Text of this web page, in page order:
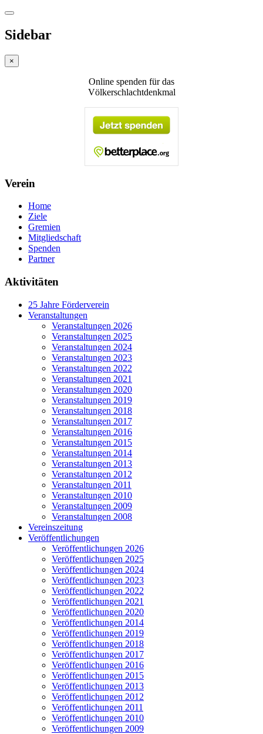
Sidebar
×
Online spenden für das
Völkerschlachtdenkmal
Verein
Home
Ziele
Gremien
Mitgliedschaft
Spenden
Partner
Aktivitäten
25 Jahre Förderverein
Veranstaltungen
Veranstaltungen 2026
Veranstaltungen 2025
Veranstaltungen 2024
Veranstaltungen 2023
Veranstaltungen 2022
Veranstaltungen 2021
Veranstaltungen 2020
Veranstaltungen 2019
Veranstaltungen 2018
Veranstaltungen 2017
Veranstaltungen 2016
Veranstaltungen 2015
Veranstaltungen 2014
Veranstaltungen 2013
Veranstaltungen 2012
Veranstaltungen 2011
Veranstaltungen 2010
Veranstaltungen 2009
Veranstaltungen 2008
Vereinszeitung
Veröffentlichungen
Veröffentlichungen 2026
Veröffentlichungen 2025
Veröffentlichungen 2024
Veröffentlichungen 2023
Veröffentlichungen 2022
Veröffentlichungen 2021
Veröffentlichungen 2020
Veröffentlichungen 2014
Veröffentlichungen 2019
Veröffentlichungen 2018
Veröffentlichungen 2017
Veröffentlichungen 2016
Veröffentlichungen 2015
Veröffentlichungen 2013
Veröffentlichungen 2012
Veröffentlichungen 2011
Veröffentlichungen 2010
Veröffentlichungen 2009